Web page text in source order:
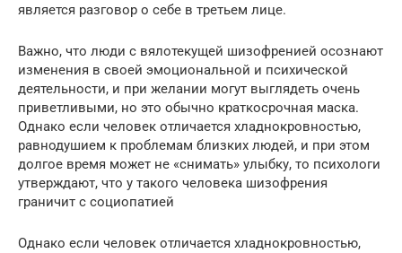
является разговор о себе в третьем лице.
Важно, что люди с вялотекущей шизофренией осознают
изменения в своей эмоциональной и психической
деятельности, и при желании могут выглядеть очень
приветливыми, но это обычно краткосрочная маска.
Однако если человек отличается хладнокровностью,
равнодушием к проблемам близких людей, и при этом
долгое время может не «снимать» улыбку, то психологи
утверждают, что у такого человека шизофрения
граничит с социопатией
Однако если человек отличается хладнокровностью,